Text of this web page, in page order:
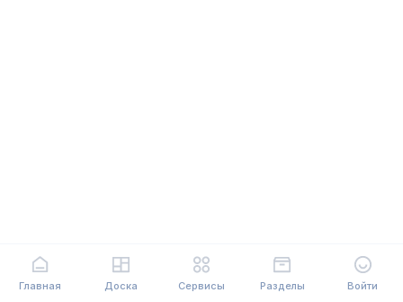
Главная Доска Сервисы Разделы Войти